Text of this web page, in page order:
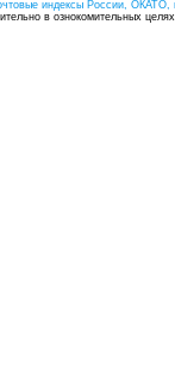
индексы России,
в ознокомительных